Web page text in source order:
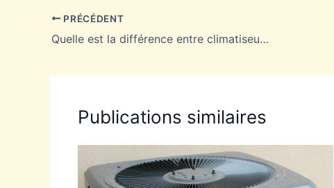
PRÉCÉDENT
Quelle est la différence entre climatiseur et ventilateur ?
Publications similaires